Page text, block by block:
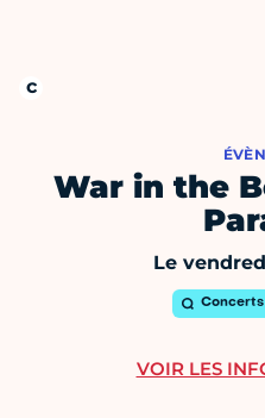
War in the
Le
Concerts
VOIR LES